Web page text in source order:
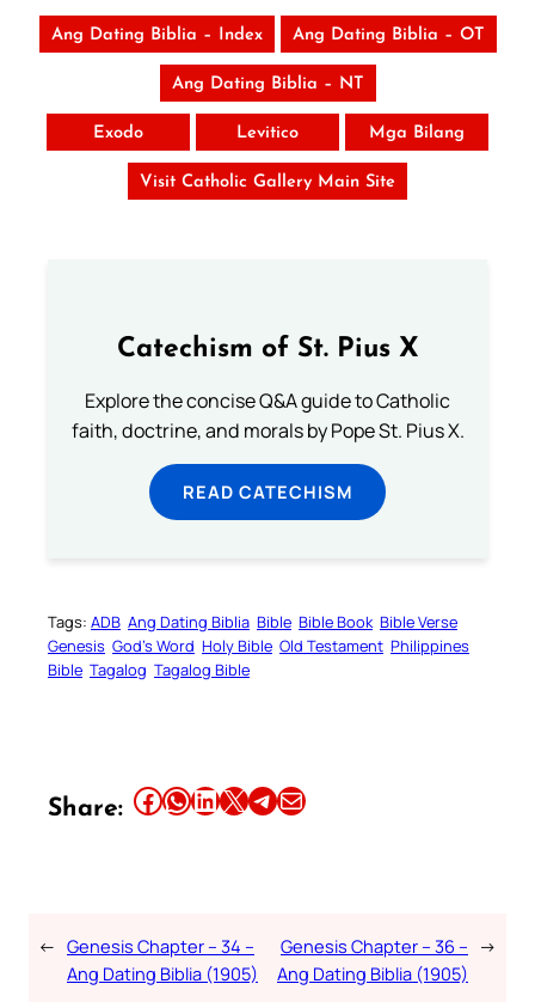
Ang Dating Biblia – Index Ang Dating Biblia – OT
Ang Dating Biblia – NT
Exodo Levitico Mga Bilang
Visit Catholic Gallery Main Site
Catechism of St. Pius X
Explore the concise Q&A guide to Catholic
faith, doctrine, and morals by Pope St. Pius X.
READ CATECHISM
Tags: ADB Ang Dating Biblia Bible Bible Book Bible Verse
Genesis God’s Word Holy Bible Old Testament Philippines
Bible Tagalog Tagalog Bible
Share: Share this article on Facebook Share this article on WhatsApp Share this article on LinkedIn Share this article on X Share this article on TelegramEmail this Article
← Genesis Chapter – 34 –
Ang Dating Biblia (1905)
Genesis Chapter – 36 –
Ang Dating Biblia (1905)
→